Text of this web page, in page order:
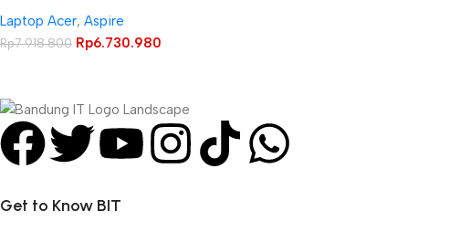
Laptop Acer, Aspire
Rp7.918.800 Rp6.730.980
Get to Know BIT